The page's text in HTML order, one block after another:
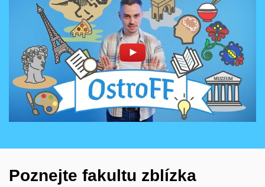
Povolit cookies a přehrát
Otevřít na youtube.com
Poznejte fakultu zblízka